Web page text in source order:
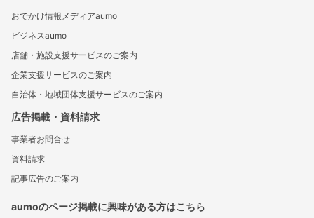
おでかけ情報メディアaumo
ビジネスaumo
店舗・施設支援サービスのご案内
企業支援サービスのご案内
自治体・地域団体支援サービスのご案内
広告掲載・資料請求
事業者お問合せ
資料請求
記事広告のご案内
aumoのページ掲載に興味がある方はこちら